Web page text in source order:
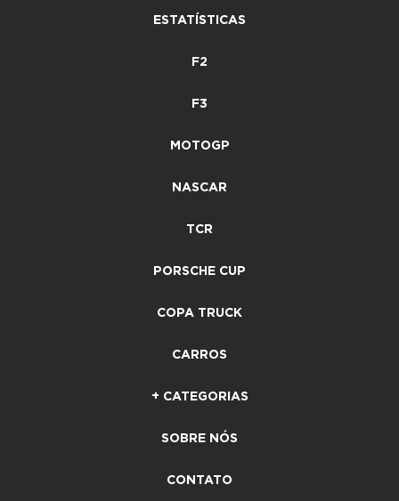
ESTATÍSTICAS
F2
F3
MOTOGP
NASCAR
TCR
PORSCHE CUP
COPA TRUCK
CARROS
+ CATEGORIAS
SOBRE NÓS
CONTATO